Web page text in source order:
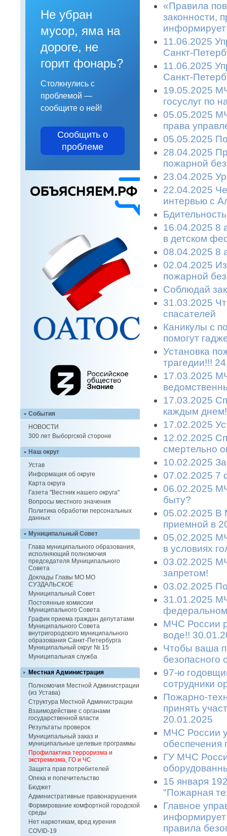
Не убран
мусор, яма на
дороге, не
горит фонарь?
Столкнулись с
проблемой —
сообщите о ней!
Сообщить о
проблеме
События
НОВОСТИ
300 лет Выборгской стороне
Наш округ
Устав
Информация об округе
Карта округа
Газета "Вестник нашего округа"
Вопросы местного значения
Политика обработки персональных
данных
Муниципальный Совет
Глава муниципального образования,
исполняющий полномочия
председателя Муниципального
Совета
Доклады Главы МО МО
СУЗДАЛЬСКОЕ
Муниципальный Совет
Постоянные комиссии
Муниципального Совета
График приема граждан депутатами
Муниципального Совета
внутригородского муниципального
образования Санкт-Петербурга
Муниципальный округ № 15
Муниципальная служба
Местная Администрация
Полномочия Местной Администрации
(из Устава)
Структура Местной Администрации
Взаимодействие с органами
государственной власти
Результаты проверок
Муниципальный заказ и
муниципальные целевые программы
Профилактика терроризма и
экстремизма, ГО и ЧС
Защита прав потребителей
Опека и попечительство
Бюджет
Административные правонарушения
Формирование комфортной городской
среды
Нет наркотикам, вред курения
COVID-19
«Правила
законности,
11.06.2025
Санкт-
11.06.2025
Санкт-
19.05.2025
госуслуг по
05.05.2025
права
05.05.2025
28.04.2025
пожарной
23.04.2025
22.04.2025
интервью с
16.04.2025 8
в детском
08.04.2025 8
02.04.2025
пожарной
Соблюдай
31.03.2025
спасателей
Каникулы с
помогут
Установка
трагедии!!!
17.03.2025
17.03.2025
каждым днем!
17.02.2025
12.02.2025
смертельно
10.02.2025
07.02.2025 7
06.02.2025
быту?
05.02.2025 В
приемной в
05.02.2025
в условиях
03.02.2025
запретом!
03.02.2025
31.01.2025
МЧС России
воде!!
Чтобы ваша
безопасного
97-ю
сотрудники
Пожарно-
принять
20.01.2025
МЧС России
обеспечения
ГУ МЧС
15 января
"Пожарная
Главное
правила